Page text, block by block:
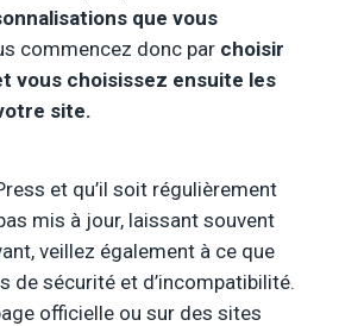
que vous
commencez donc par choisir
vous choisissez ensuite les
site.
et qu’il soit régulièrement
mis à jour, laissant souvent
veillez également à ce que
de sécurité et d’incompatibilité.
officielle ou sur des sites